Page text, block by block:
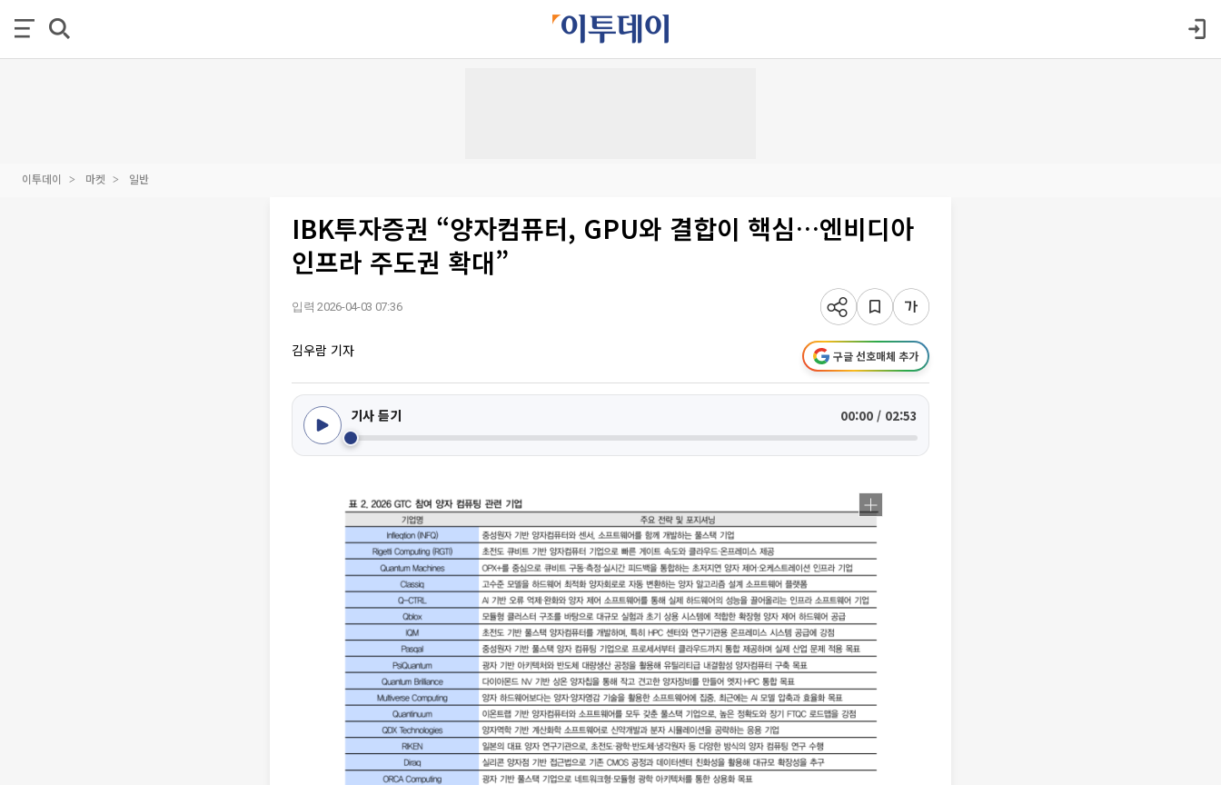
이투데이 마켓 일반
IBK투자증권 “양자컴퓨터, GPU와 결합이 핵심…엔비디아
인프라 주도권 확대”
입력 2026-04-03 07:36
김우람 기자 구글 선호매체 추가
기사 듣기 00:00 / 02:53